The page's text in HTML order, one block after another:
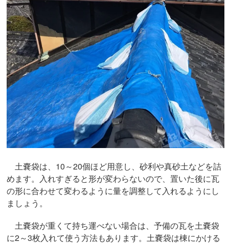
土嚢袋は、10～20個ほど用意し、砂利や真砂土などを詰
めます。入れすぎると形が変わらないので、置いた後に瓦
の形に合わせて変わるように量を調整して入れるようにし
ましょう。
土嚢袋が重くて持ち運べない場合は、予備の瓦を土嚢袋
に2～3枚入れて使う方法もあります。土嚢袋は棟にかける